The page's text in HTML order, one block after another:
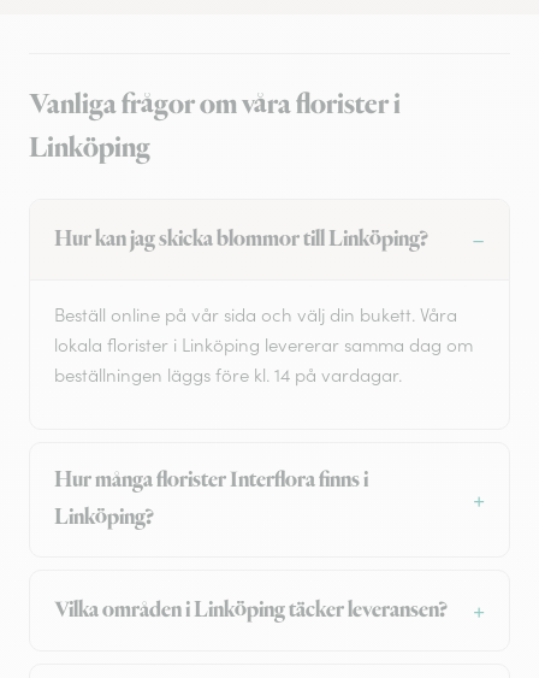
Vanliga frågor om våra florister i
Linköping
Hur kan jag skicka blommor till Linköping?
Beställ online på vår sida och välj din bukett. Våra
lokala florister i Linköping levererar samma dag om
beställningen läggs före kl. 14 på vardagar.
Hur många florister Interflora finns i
Linköping?
Vilka områden i Linköping täcker leveransen?